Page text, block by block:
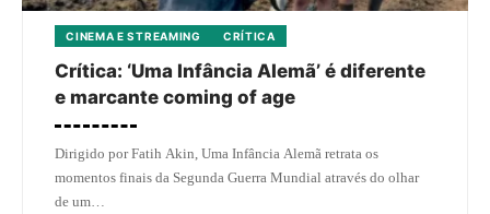
CINEMA E STREAMING CRÍTICA
Crítica: ‘Uma Infância Alemã’ é diferente
e marcante coming of age
Dirigido por Fatih Akin, Uma Infância Alemã retrata os
momentos finais da Segunda Guerra Mundial através do olhar
de um…